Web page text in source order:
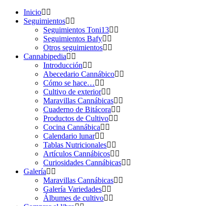
Inicio
Seguimientos
Seguimientos Toni13
Seguimientos Bafy
Otros seguimientos
Cannabipedia
Introducción
Abecedario Cannábico
Cómo se hace…
Cultivo de exterior
Maravillas Cannábicas
Cuaderno de Bitácora
Productos de Cultivo
Cocina Cannábica
Calendario lunar
Tablas Nutricionales
Artículos Cannábicos
Curiosidades Cannábicas
Galería
Maravillas Cannábicas
Galería Variedades
Álbumes de cultivo